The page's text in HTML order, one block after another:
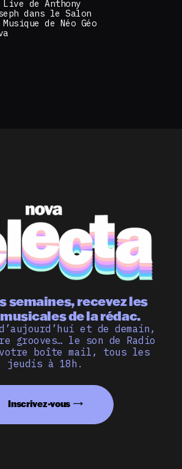
Live de Anthony
dans le Salon
de Néo Géo
semaines, recevez les
de la rédac.
et de demain,
grooves… le son de Radio
votre boîte mail, tous les
jeudis à 18h.
Inscrivez-vous